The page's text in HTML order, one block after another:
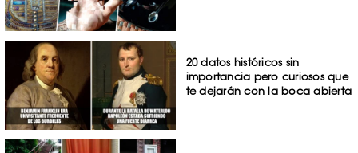
20 datos históricos sin
importancia pero curiosos que
te dejarán con la boca abierta